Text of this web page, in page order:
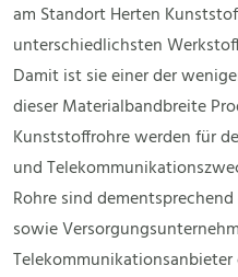
am Standort Herten
unterschiedlichsten
Damit ist sie einer der
dieser Materialbandbreite
Kunststoffrohre werden für
und
Rohre sind
sowie